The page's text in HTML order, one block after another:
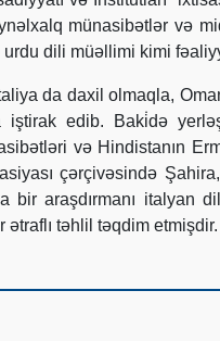
münasibətlər və
dili müəllimi kimi
da daxil olmaqla,
iştirak edib. Baki̇də
və Hindistanın
çərçivəsində
bir araşdırmanı italyan
ətraflı təhlil təqdim etmişdir.